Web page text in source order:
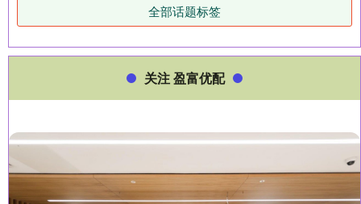
全部话题标签
关注 盈富优配